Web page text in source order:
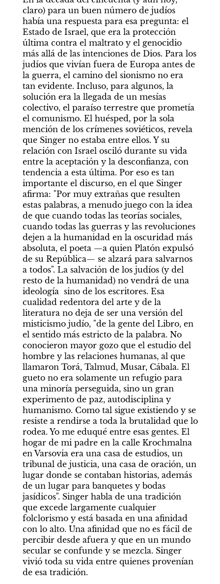
claro) para un buen número de judíos
había una respuesta para esa pregunta: el
Estado de Israel, que era la protección
última contra el maltrato y el genocidio
más allá de las intenciones de Dios. Para los
judíos que vivían fuera de Europa antes de
la guerra, el camino del sionismo no era
tan evidente. Incluso, para algunos, la
solución era la llegada de un mesías
colectivo, el paraíso terrestre que prometía
el comunismo. El huésped, por la sola
mención de los crímenes soviéticos, revela
que Singer no estaba entre ellos. Y su
relación con Israel osciló durante su vida
entre la aceptación y la desconfianza, con
tendencia a esta última. Por eso es tan
importante el discurso, en el que Singer
afirma: "Por muy extrañas que resulten
estas palabras, a menudo juego con la idea
de que cuando todas las teorías sociales,
cuando todas las guerras y las revoluciones
dejen a la humanidad en la oscuridad más
absoluta, el poeta —a quien Platón expulsó
de su República— se alzará para salvarnos
a todos". La salvación de los judíos (y del
resto de la humanidad) no vendrá de una
ideología  sino de los escritores. Esa
cualidad redentora del arte y de la
literatura no deja de ser una versión del
misticismo judío, "de la gente del Libro, en
el sentido más estricto de la palabra. No
conocieron mayor gozo que el estudio del
hombre y las relaciones humanas, al que
llamaron Torá, Talmud, Musar, Cábala. El
gueto no era solamente un refugio para
una minoría perseguida, sino un gran
experimento de paz, autodisciplina y
humanismo. Como tal sigue existiendo y se
resiste a rendirse a toda la brutalidad que lo
rodea. Yo me eduqué entre esas gentes. El
hogar de mi padre en la calle Krochmalna
en Varsovia era una casa de estudios, un
tribunal de justicia, una casa de oración, un
lugar donde se contaban historias, además
de un lugar para banquetes y bodas
jasídicos". Singer habla de una tradición
que excede largamente cualquier
folclorismo y está basada en una afinidad
con lo alto. Una afinidad que no es fácil de
percibir desde afuera y que en un mundo
secular se confunde y se mezcla. Singer
vivió toda su vida entre quienes provenían
de esa tradición.